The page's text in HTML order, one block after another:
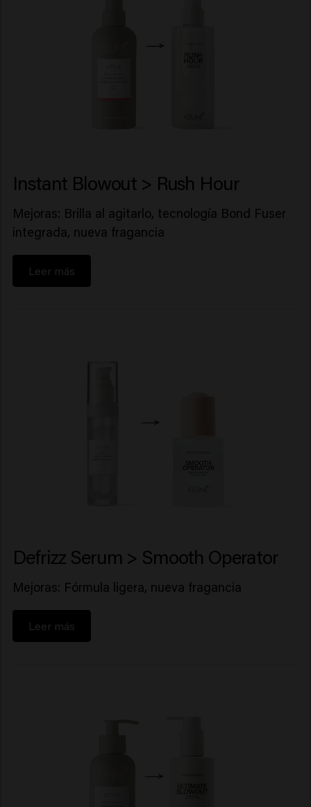
Instant Blowout > Rush Hour
Mejoras: Brilla al agitarlo, tecnología Bond Fuser
integrada, nueva fragancia
Leer más
Defrizz Serum > Smooth Operator
Mejoras: Fórmula ligera, nueva fragancia
Leer más